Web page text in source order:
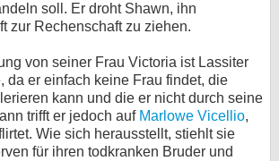
soll. Er droht Shawn, ihn
zur Rechenschaft zu ziehen.
von seiner Frau Victoria ist Lassiter
da er einfach keine Frau findet, die
kann und die er nicht durch seine
trifft er jedoch auf Marlowe Vicellio,
Wie sich herausstellt, stiehlt sie
für ihren todkranken Bruder und